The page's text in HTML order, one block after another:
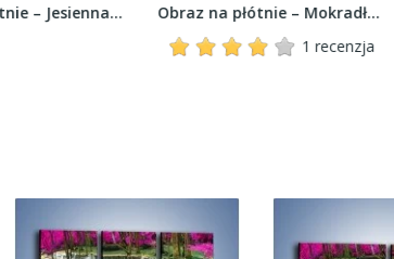
Obraz na płótnie – Mokradła w pięknej zieleni –...
1 recenzja